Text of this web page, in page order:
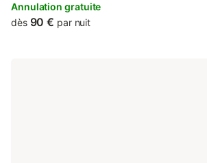
breakfast has a heated pool, a garden and
Annulation gratuite
dès 90 € par nuit